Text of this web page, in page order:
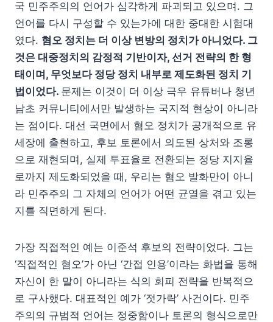
국 민주주의의 언어가 심각하게 파괴되고 있으며. 그
언어를 다시 구성할 수 있는가에 대한 중대한 시험대
였다. 혐오 정치는 더 이상 변방의 정치가 아니었다. 그
것은 대중정치의 감정적 기반이자, 선거 전략의 한 형
태이며, 무엇보다 정당 정치 내부로 제도화된 정치 기
법이었다. 문제는 이것이 더 이상 극우 유튜버나 청년
남초 커뮤니티에서만 발생하는 국지적 현상이 아니라
는 점이다. 대선 국면에서 혐오 정치가 공개적으로 유
세장에 출현하고, 후보 토론에서 의도된 상처와 조롱
으로 재현되며, 실제 투표율로 전환되는 정당 지지율
로까지 제도화되었을 때, 우리는 혐오 발화만이 아니
라 민주주의 그 자체의 언어가 어떤 균열을 겪고 있는
지를 직면하게 된다.
가장 직접적인 예는 이준석 후보의 전략이었다. 그는
‘직접적인 혐오’가 아닌 ‘간접 인용’이라는 화법을 통해
자신이 한 말이 아니라는 식의 회피 전략을 반복적으
로 구사했다. 대표적인 예가 ‘젓가락’ 사건이다. 민주
주의의 규범적 언어는 정중함이나 토론의 형식으로만